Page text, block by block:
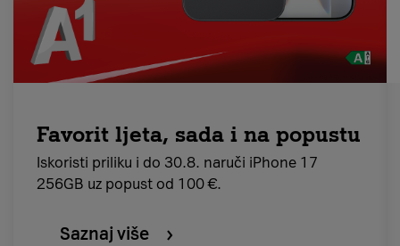
Favorit ljeta, sada i na popustu
Iskoristi priliku i do 30.8. naruči iPhone 17
256GB uz popust od 100 €.
Saznaj više